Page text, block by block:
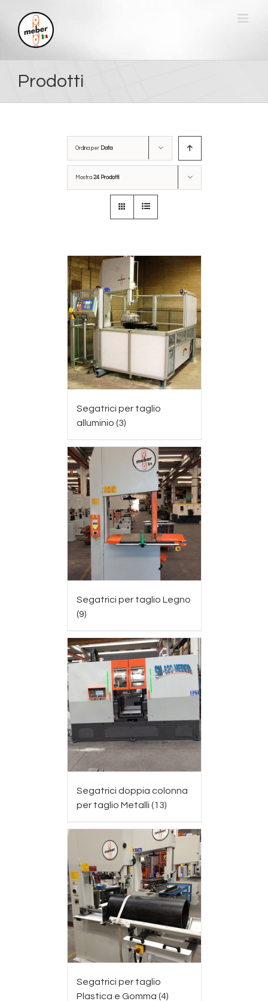
contenuto
Prodotti
Ordina per Data
Mostra 24 Prodotti
Segatrici per taglio
alluminio (3)
Segatrici per taglio Legno
(9)
Segatrici doppia colonna
per taglio Metalli (13)
Segatrici per taglio
Plastica e Gomma (4)